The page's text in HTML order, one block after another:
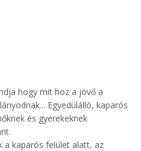
hogy mit hoz a jövő a
Egyedülálló, kaparós
és gyerekeknek
a kaparós felület alatt, az